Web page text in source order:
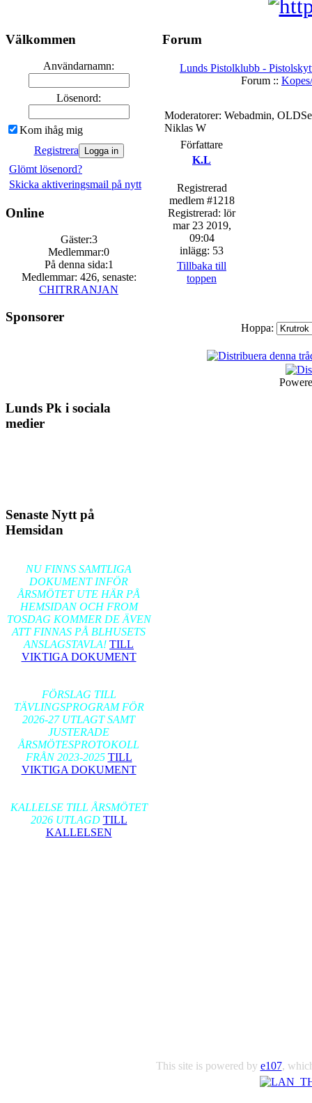
Välkommen
Användarnamn:
Lösenord:
Kom ihåg mig
Registrera
Glömt lösenord?
Skicka aktiveringsmail på nytt
Online
Gäster:3
Medlemmar:0
På denna sida:1
Medlemmar: 426, senaste:
CHITRRANJAN
Sponsorer
Lunds Pk i sociala
medier
Senaste Nytt på
Hemsidan
NU FINNS SAMTLIGA
DOKUMENT INFÖR
ÅRSMÖTET UTE HÄR PÅ
HEMSIDAN OCH FROM
TOSDAG KOMMER DE ÄVEN
ATT FINNAS PÅ BLHUSETS
ANSLAGSTAVLA! TILL
VIKTIGA DOKUMENT
FÖRSLAG TILL
TÄVLINGSPROGRAM FÖR
2026-27 UTLAGT SAMT
JUSTERADE
ÅRSMÖTESPROTOKOLL
FRÅN 2023-2025 TILL
VIKTIGA DOKUMENT
KALLELSE TILL ÅRSMÖTET
2026 UTLAGD TILL
KALLELSEN
Forum
Lunds Pistolklubb -
Forum ::
Moderatorer: Webadmin,
Niklas W
Författare
K.L
Registrerad
medlem #1218
Registrerad: lör
mar 23 2019,
09:04
inlägg: 53
Tillbaka till
toppen
Hoppa:
This site is powered by e107,